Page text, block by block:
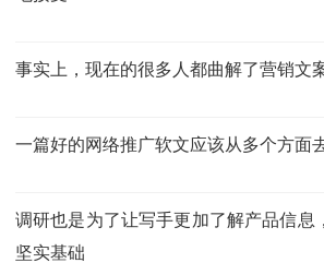
事实上，现在的很多人都曲解了营销文
一篇好的网络推广软文应该从多个方面
调研也是为了让写手更加了解产品信息
坚实基础